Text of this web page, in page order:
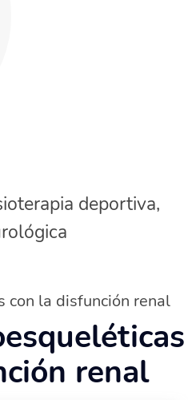
deportiva,
con la disfunción renal
renal